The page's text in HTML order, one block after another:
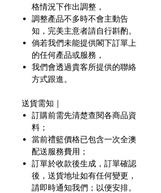
格情況下作出調整，
調整產品不多時不會主動告
知，完美主意者請自行斟酌。
倘若我們未能提供閣下訂單上
的任何產品或服務，
我們會透過貴客所提供的聯絡
方式跟進。
送貨需知｜
訂購前需先清楚查閱各商品資
料；
當前禮籃價格已包含一次全澳
配送服務費用；
訂單於收款後生成，訂單確認
後，送貨地址如有任何變更，
請即時通知我們；以便安排。